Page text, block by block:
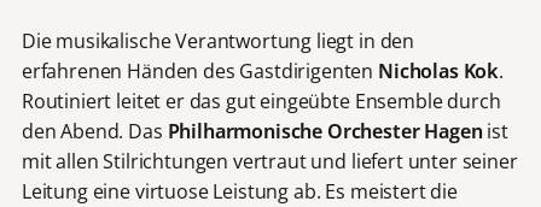
Die musikalische Verantwortung liegt in den
erfahrenen Händen des Gastdirigenten Nicholas Kok.
Routiniert leitet er das gut eingeübte Ensemble durch
den Abend. Das Philharmonische Orchester Hagenist
mit allen Stilrichtungen vertraut und liefert unter seiner
Leitung eine virtuose Leistung ab. Es meistert die